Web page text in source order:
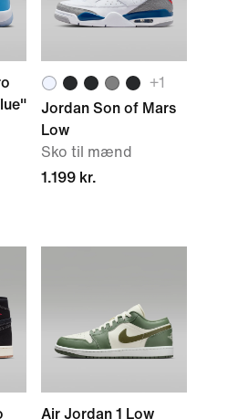
+1
Jordan Son of Mars
Low
Sko til mænd
1.199 kr.
Air Jordan 1 Low